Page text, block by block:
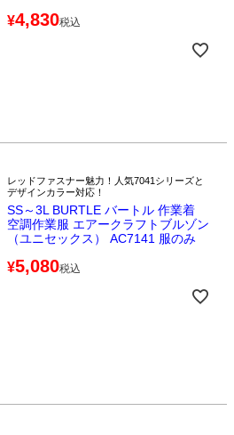
¥4,830税込
レッドファスナー魅力！人気7041シリーズと
デザインカラー対応！
SS～3L BURTLE バートル 作業着
空調作業服 エアークラフトブルゾン
（ユニセックス） AC7141 服のみ
¥5,080税込